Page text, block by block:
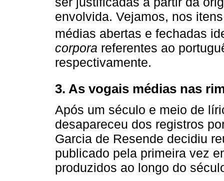
envolvida. Vejamos, nos
médias abertas e fechadas
corpora referentes ao
respectivamente.
3. As vogais médias nas
Após um século e meio de
desapareceu dos registros
Garcia de Resende decidiu
publicado pela primeira vez
produzidos ao longo do